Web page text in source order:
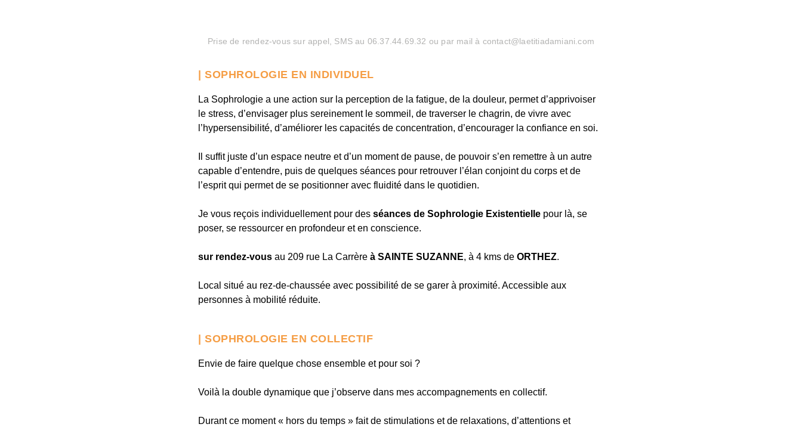
Prise de rendez-vous sur appel, SMS au 06.37.44.69.32 ou par mail à contact@laetitiadamiani.com
| SOPHROLOGIE EN INDIVIDUEL
La Sophrologie a une action sur la perception de la fatigue, de la douleur, permet d’apprivoiser
le stress, d’envisager plus sereinement le sommeil, de traverser le chagrin, de vivre avec
l’hypersensibilité, d’améliorer les capacités de concentration, d’encourager la confiance en soi.
Il suffit juste d’un espace neutre et d’un moment de pause, de pouvoir s’en remettre à un autre
capable d’entendre, puis de quelques séances pour retrouver l’élan conjoint du corps et de
l’esprit qui permet de se positionner avec fluidité dans le quotidien.
Je vous reçois individuellement pour des séances de Sophrologie Existentielle pour là, se
poser, se ressourcer en profondeur et en conscience.
sur rendez-vous au 209 rue La Carrère à SAINTE SUZANNE, à 4 kms de ORTHEZ.
Local situé au rez-de-chaussée avec possibilité de se garer à proximité. Accessible aux
personnes à mobilité réduite.
| SOPHROLOGIE EN COLLECTIF
Envie de faire quelque chose ensemble et pour soi ?
Voilà la double dynamique que j’observe dans mes accompagnements en collectif.
Durant ce moment « hors du temps » fait de stimulations et de relaxations, d’attentions et